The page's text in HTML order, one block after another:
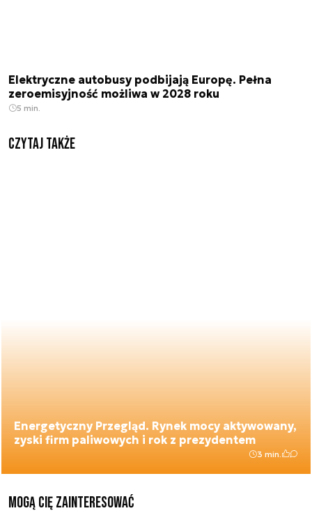
Elektryczne autobusy podbijają Europę. Pełna
zeroemisyjność możliwa w 2028 roku
5 min.
Czytaj także
Energetyczny Przegląd. Rynek mocy aktywowany,
zyski firm paliwowych i rok z prezydentem
3 min.
Mogą Cię zainteresować